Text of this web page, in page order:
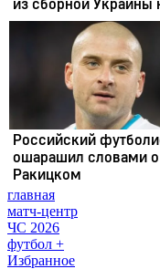
главная
матч-центр
ЧС 2026
футбол +
Избранное